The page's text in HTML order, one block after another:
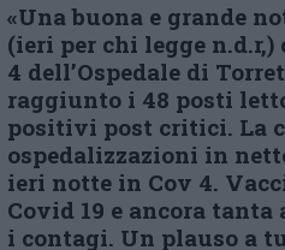
«Una buona e grande
(ieri per chi legge
4 dell’Ospedale di
raggiunto i 48 posti
positivi post critici. La
ospedalizzazioni in
ieri notte in Cov 4.
Covid 19 e ancora
i contagi. Un plauso a